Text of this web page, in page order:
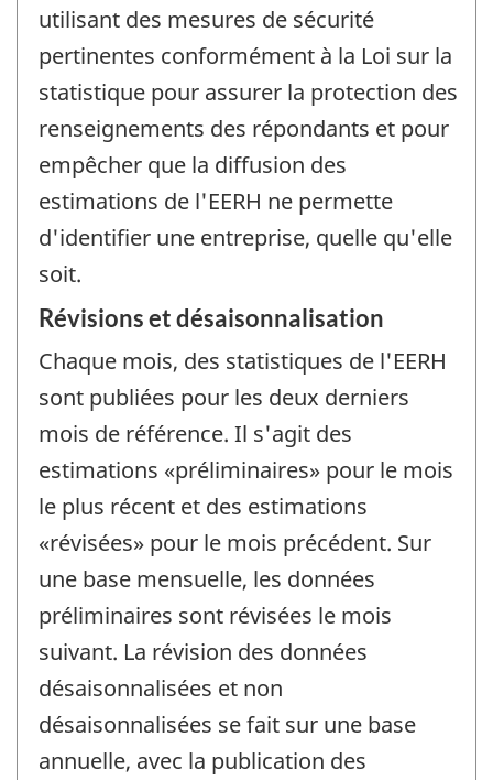
utilisant des mesures de sécurité
pertinentes conformément à la Loi sur la
statistique pour assurer la protection des
renseignements des répondants et pour
empêcher que la diffusion des
estimations de l'EERH ne permette
d'identifier une entreprise, quelle qu'elle
soit.
Révisions et désaisonnalisation
Chaque mois, des statistiques de l'EERH
sont publiées pour les deux derniers
mois de référence. Il s'agit des
estimations «préliminaires» pour le mois
le plus récent et des estimations
«révisées» pour le mois précédent. Sur
une base mensuelle, les données
préliminaires sont révisées le mois
suivant. La révision des données
désaisonnalisées et non
désaisonnalisées se fait sur une base
annuelle, avec la publication des